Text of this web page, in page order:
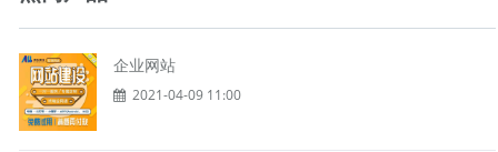
企业网站
2021-04-09 11:00